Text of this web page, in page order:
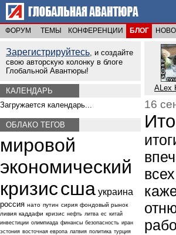
ФОРУМ ТЕМЫ КОНФЕРЕНЦИИ БЛОГ
ALex
16
Зарегистрируйтесь, и создайте
свою авторскую колонку в блоге
Глобальной Авантюры!
КАЛЕНДАРЬ
Загружается календарь...
ОБЛАКО ТЕГОВ
мировой
экономический
кризиссша украина
россия нато путин сирия фондовый рынок
ливия каддафи кризис нефть литва ес китай
инвестиции олимпиада финансы безопасность иран
эстония восточная европа латвия политика турция